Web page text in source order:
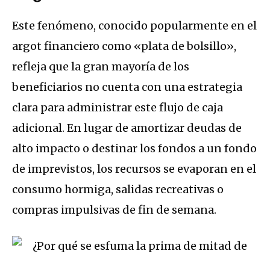
Este fenómeno, conocido popularmente en el
argot financiero como «plata de bolsillo»,
refleja que la gran mayoría de los
beneficiarios no cuenta con una estrategia
clara para administrar este flujo de caja
adicional. En lugar de amortizar deudas de
alto impacto o destinar los fondos a un fondo
de imprevistos, los recursos se evaporan en el
consumo hormiga, salidas recreativas o
compras impulsivas de fin de semana.